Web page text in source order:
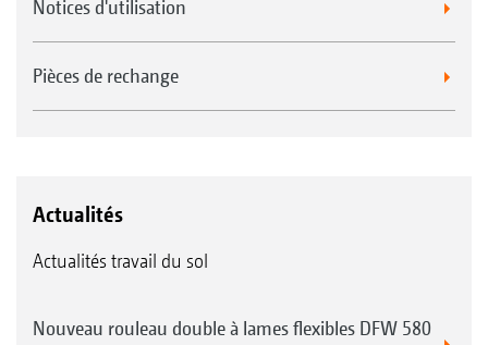
Notices d'utilisation
Pièces de rechange
Actualités
Actualités travail du sol
Nouveau rouleau double à lames flexibles DFW 580